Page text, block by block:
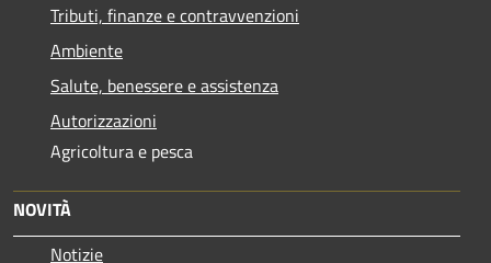
Tributi, finanze e contravvenzioni
Ambiente
Salute, benessere e assistenza
Autorizzazioni
Agricoltura e pesca
NOVITÀ
Notizie